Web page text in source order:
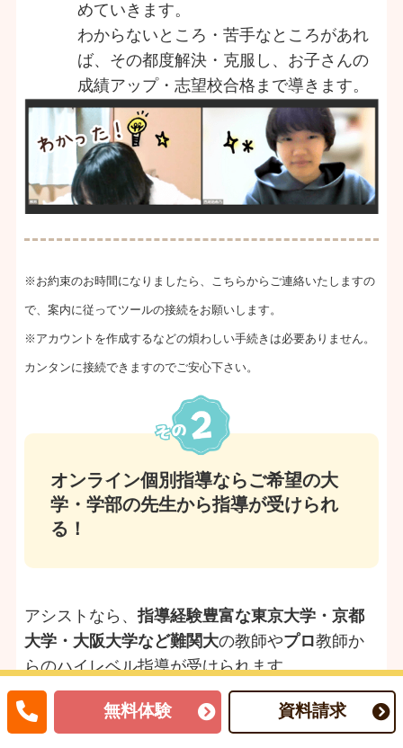
めていきます。
わからないところ・苦手なところがあれ
ば、その都度解決・克服し、お子さんの
成績アップ・志望校合格まで導きます。
※お約束のお時間になりましたら、こちらからご連絡いたしますの
で、案内に従ってツールの接続をお願いします。
※アカウントを作成するなどの煩わしい手続きは必要ありません。
カンタンに接続できますのでご安心下さい。
オンライン個別指導ならご希望の大
学・学部の先生から指導が受けられ
る！
アシストなら、 指導経験豊富な東京大学・京都
大学・大阪大学など難関大の教師やプロ教師か
らのハイレベル指導が受けられます。
また、
お子さんの志望校や希望に合わせて、医
学部や、教育学部などの先生を選定することが
無料体験 資料請求